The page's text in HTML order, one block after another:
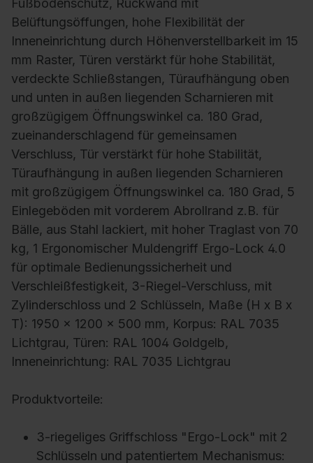
Fußbodenschutz, Rückwand mit
Belüftungsöffungen, hohe Flexibilität der
Inneneinrichtung durch Höhenverstellbarkeit im 15
mm Raster, Türen verstärkt für hohe Stabilität,
verdeckte Schließstangen, Türaufhängung oben
und unten in außen liegenden Scharnieren mit
großzügigem Öffnungswinkel ca. 180 Grad,
zueinanderschlagend für gemeinsamen
Verschluss, Tür verstärkt für hohe Stabilität,
Türaufhängung in außen liegenden Scharnieren
mit großzügigem Öffnungswinkel ca. 180 Grad, 5
Einlegeböden mit vorderem Abrollrand z.B. für
Bälle, aus Stahl lackiert, mit hoher Traglast von 70
kg, 1 Ergonomischer Muldengriff Ergo-Lock 4.0
für optimale Bedienungssicherheit und
Verschleißfestigkeit, 3-Riegel-Verschluss, mit
Zylinderschloss und 2 Schlüsseln, Maße (H x B x
T): 1950 x 1200 x 500 mm, Korpus: RAL 7035
Lichtgrau, Türen: RAL 1004 Goldgelb,
Inneneinrichtung: RAL 7035 Lichtgrau
Produktvorteile:
3-riegeliges Griffschloss "Ergo-Lock" mit 2
Schlüsseln und patentiertem Mechanismus: